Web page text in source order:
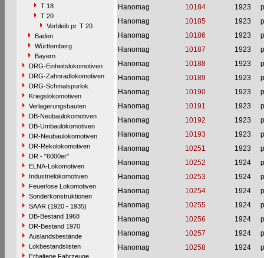
T 18
T 20
Verbleib pr. T 20
Baden
Württemberg
Bayern
DRG-Einheitslokomotiven
DRG-Zahnradlokomotiven
DRG-Schmalspurlok.
Kriegslokomotiven
Verlagerungsbauten
DB-Neubaulokomotiven
DB-Umbaulokomotiven
DR-Neubaulokomotiven
DR-Rekolokomotiven
DR - "6000er"
ELNA-Lokomotiven
Industrielokomotiven
Feuerlose Lokomotiven
Sonderkonstruktionen
SAAR (1920 - 1935)
DB-Bestand 1968
DR-Bestand 1970
Auslandsbestände
Lokbestandslisten
Erhaltene Fahrzeuge
Hanomag
10184 1923
Hanomag
10185 1923
Hanomag
10186 1923
Hanomag
10187 1923
Hanomag
10188 1923
Hanomag
10189 1923
Hanomag
10190 1923
Hanomag
10191 1923
Hanomag
10192 1923
Hanomag
10193 1923
Hanomag
10251 1923
Hanomag
10252 1924
Hanomag
10253 1924
Hanomag
10254 1924
Hanomag
10255 1924
Hanomag
10256 1924
Hanomag
10257 1924
Hanomag
10258 1924